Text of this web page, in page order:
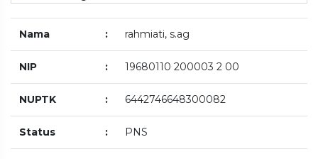
Nama : rahmiati, s.ag
NIP : 19680110 200003 2 00
NUPTK : 6442746648300082
Status : PNS